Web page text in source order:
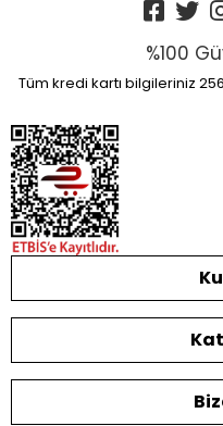
%100
Tüm kredi kartı bilgileriniz